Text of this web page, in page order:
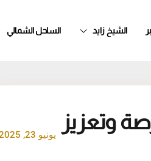
الشيخ زايد الساحل الشمالي
وتعزيز
يونيو 23, 2025